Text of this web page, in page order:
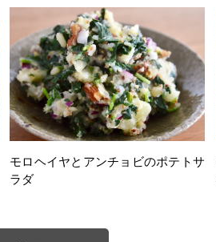
モロヘイヤとアンチョビのポテトサ
ラダ